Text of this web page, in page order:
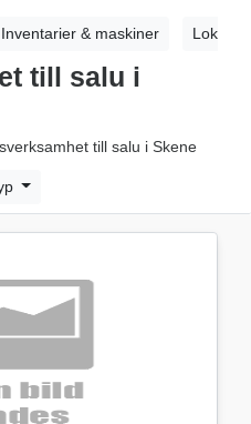
Inventarier & maskiner Lokaler
till salu i
till salu i Skene